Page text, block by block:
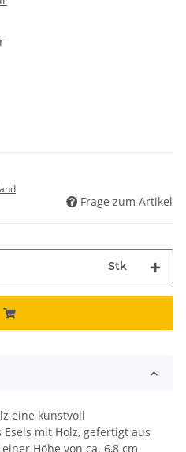
Frage zum Artikel
Stk
eine kunstvoll
mit Holz, gefertigt aus
Höhe von ca. 6,8 cm